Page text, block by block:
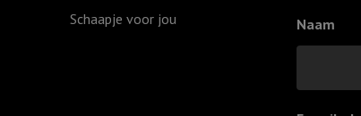
Schaapje voor jou
Naam